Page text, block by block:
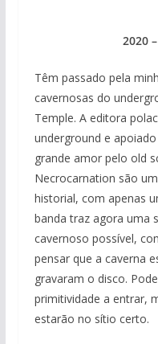
2020
Têm passado pela
cavernosas do
Temple. A editora
underground e
grande amor pelo old
Necrocarnation são
historial, com apenas
banda traz agora uma
cavernoso possível,
pensar que a caverna
gravaram o disco.
primitividade a entrar,
estarão no sítio certo.